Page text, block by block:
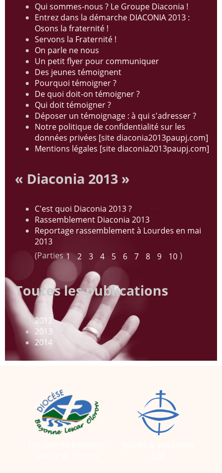
Qui sommes-nous ? Le Groupe Diaconia !
Entrez dans la démarche DIACONIA 2013 :
Osons la fraternité !
Servons la Fraternité !
On parle ne nous
Un petit flyer pour communiquer
Des jeunes témoignent
Pourquoi témoigner ?
De quoi doit-on témoigner ?
Qui doit témoigner ?
Déposer un témoignage : à qui s'adresser ?
Notre politique de confidentialité sur les
données privées [site diaconia2013paupj.com]
Mentions légales [site diaconia2013paupj.com]
« Diaconia 2013 »
C'est quoi Diaconia 2013 ?
Rassemblement Diaconia 2013
Reportage rassemblement à Lourdes en mai
2013
(Parties 1 2 3 4 5 6 7 8 9 10 )
Toutes les publications
2012
2013
2014